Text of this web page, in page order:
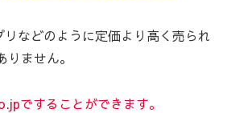
などのように定価より高く売られ
ません。
ですることができます。